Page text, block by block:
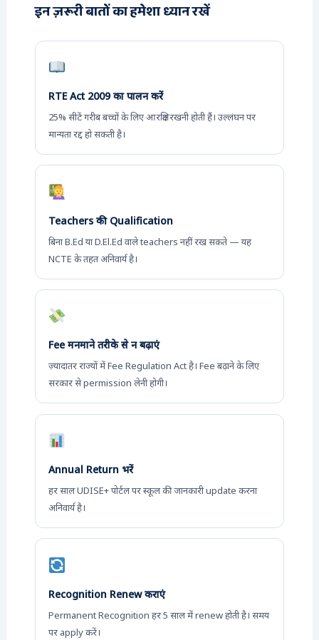
इन ज़रूरी बातों का हमेशा ध्यान रखें
RTE Act 2009 का पालन करें
25% सीटें गरीब बच्चों के लिए आरक्षित रखनी होती हैं। उल्लंघन पर
मान्यता रद्द हो सकती है।
Teachers की Qualification
बिना B.Ed या D.El.Ed वाले teachers नहीं रख सकते — यह
NCTE के तहत अनिवार्य है।
Fee मनमाने तरीके से न बढ़ाएं
ज़्यादातर राज्यों में Fee Regulation Act है। Fee बढ़ाने के लिए
सरकार से permission लेनी होगी।
Annual Return भरें
हर साल UDISE+ पोर्टल पर स्कूल की जानकारी update करना
अनिवार्य है।
Recognition Renew कराएं
Permanent Recognition हर 5 साल में renew होती है। समय
पर apply करें।